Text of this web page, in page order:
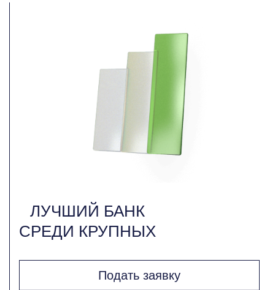
ЛУЧШИЙ БАНК
СРЕДИ КРУПНЫХ
Подать заявку